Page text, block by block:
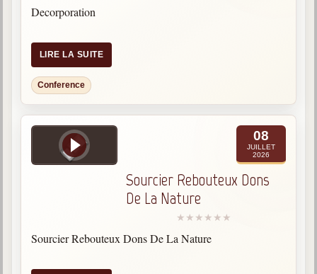
Photos et vidéoscope
Vidéoscope
Filmothèque
Les Illustrés
Vidéos courtes de Divaldo
Centres spirites
Decorporation
LIRE LA SUITE
Conference
08
JUILLET
2026
Sourcier Rebouteux Dons
De La Nature
Sourcier Rebouteux Dons De La Nature